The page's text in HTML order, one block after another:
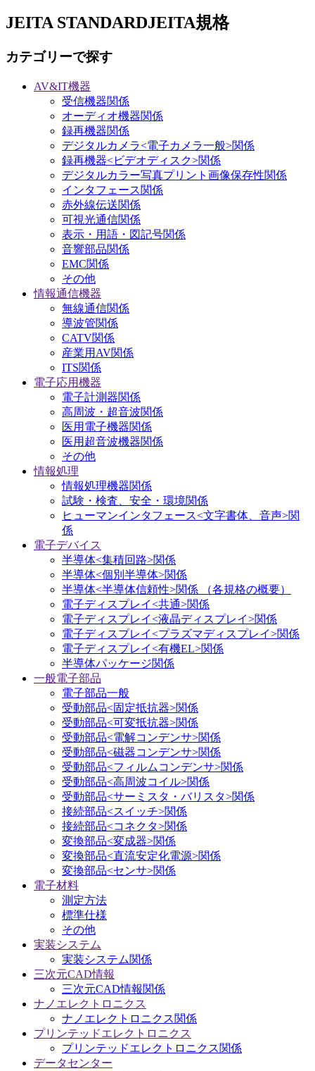
JEITA STANDARDJEITA規格
カテゴリーで探す
AV&IT機器
受信機器関係
オーディオ機器関係
録再機器関係
デジタルカメラ<電子カメラ一般>関係
録再機器<ビデオディスク>関係
デジタルカラー写真プリント画像保存性関係
インタフェース関係
赤外線伝送関係
可視光通信関係
表示・用語・図記号関係
音響部品関係
EMC関係
その他
情報通信機器
無線通信関係
導波管関係
CATV関係
産業用AV関係
ITS関係
電子応用機器
電子計測器関係
高周波・超音波関係
医用電子機器関係
医用超音波機器関係
その他
情報処理
情報処理機器関係
試験・検査、安全・環境関係
ヒューマンインタフェース<文字書体、音声>関
係
電子デバイス
半導体<集積回路>関係
半導体<個別半導体>関係
半導体<半導体信頼性>関係 （各規格の概要）
電子ディスプレイ<共通>関係
電子ディスプレイ<液晶ディスプレイ>関係
電子ディスプレイ<プラズマディスプレイ>関係
電子ディスプレイ<有機EL>関係
半導体パッケージ関係
一般電子部品
電子部品一般
受動部品<固定抵抗器>関係
受動部品<可変抵抗器>関係
受動部品<電解コンデンサ>関係
受動部品<磁器コンデンサ>関係
受動部品<フィルムコンデンサ>関係
受動部品<高周波コイル>関係
受動部品<サーミスタ・バリスタ>関係
接続部品<スイッチ>関係
接続部品<コネクタ>関係
変換部品<変成器>関係
変換部品<直流安定化電源>関係
変換部品<センサ>関係
電子材料
測定方法
標準仕様
その他
実装システム
実装システム関係
三次元CAD情報
三次元CAD情報関係
ナノエレクトロニクス
ナノエレクトロニクス関係
プリンテッドエレクトロニクス
プリンテッドエレクトロニクス関係
データセンター